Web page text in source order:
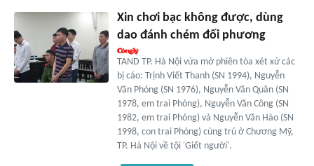
Xin chơi bạc không được, dùng
dao đánh chém đối phương
TAND TP. Hà Nội vừa mở phiên tòa xét xử các
bị cáo: Trịnh Viết Thanh (SN 1994), Nguyễn
Văn Phóng (SN 1976), Nguyễn Văn Quân (SN
1978, em trai Phóng), Nguyễn Văn Công (SN
1982, em trai Phóng) và Nguyễn Văn Hào (SN
1998, con trai Phóng) cùng trú ở Chương Mỹ,
TP. Hà Nội về tội 'Giết người'.